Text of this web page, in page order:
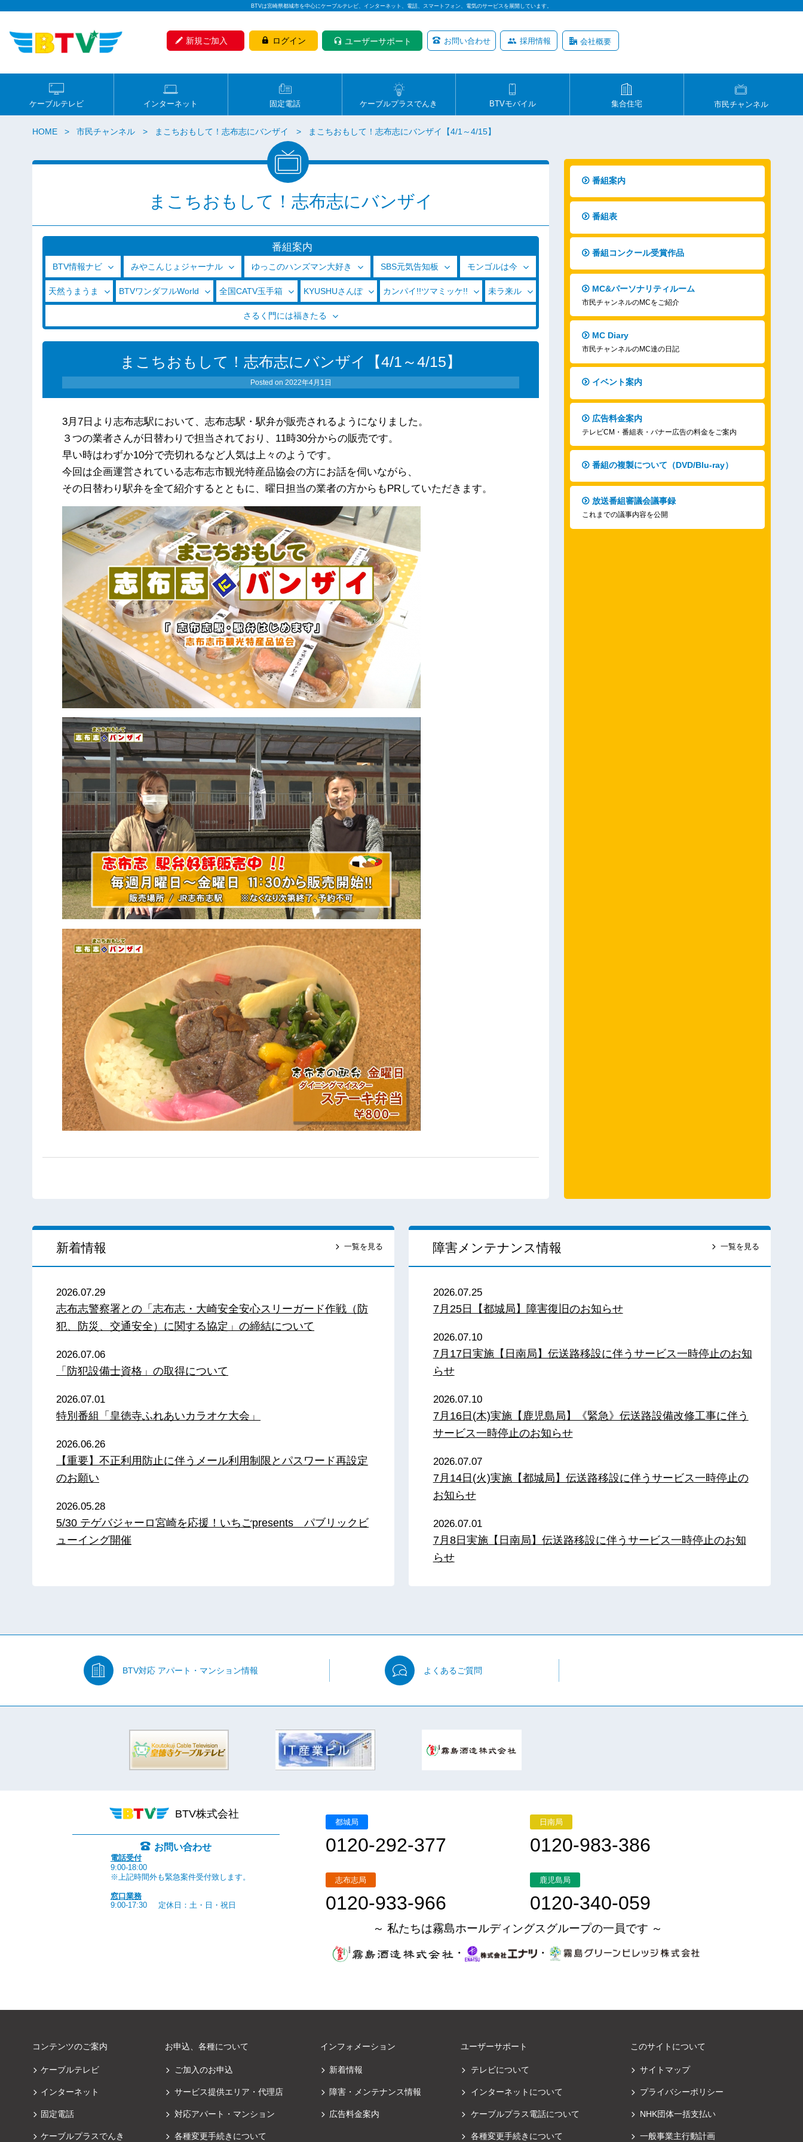
BTVは宮崎県都城市を中心にケーブルテレビ、インターネット、電話、スマートフォン、電気のサービスを展開しています。
新規ご加入 ログイン ユーザーサポート お問い合わせ 採用情報 会社概要
ケーブルテレビ インターネット 固定電話 ケーブルプラスでんき BTVモバイル 集合住宅 市民チャンネル
HOME 市民チャンネル まこちおもして！志布志にバンザイ まこちおもして！志布志にバンザイ【4/1～4/15】
まこちおもして！志布志にバンザイ
番組案内
BTV情報ナビ みやこんじょジャーナル ゆっこのハンズマン大好き SBS元気告知板 モンゴルは今
天然うまうま BTVワンダフルWorld 全国CATV玉手箱 KYUSHUさんぽ カンパイ!!ツマミッケ!! 未ラ来ル
さるく門には福きたる
まこちおもして！志布志にバンザイ【4/1～4/15】
Posted on 2022年4月1日
3月7日より志布志駅において、志布志駅・駅弁が販売されるようになりました。
３つの業者さんが日替わりで担当されており、11時30分からの販売です。
早い時はわずか10分で売切れるなど人気は上々のようです。
今回は企画運営されている志布志市観光特産品協会の方にお話を伺いながら、
その日替わり駅弁を全て紹介するとともに、曜日担当の業者の方からもPRしていただきます。
番組案内
番組表
番組コンクール受賞作品
MC&パーソナリティルーム
市民チャンネルのMCをご紹介
MC Diary
市民チャンネルのMC達の日記
イベント案内
広告料金案内
テレビCM・番組表・バナー広告の料金をご案内
番組の複製について（DVD/Blu-ray）
放送番組審議会議事録
これまでの議事内容を公開
新着情報 一覧を見る
2026.07.29
志布志警察署との「志布志・大崎安全安心スリーガード作戦（防
犯、防災、交通安全）に関する協定」の締結について
2026.07.06
「防犯設備士資格」の取得について
2026.07.01
特別番組「皇徳寺ふれあいカラオケ大会」
2026.06.26
【重要】不正利用防止に伴うメール利用制限とパスワード再設定
のお願い
2026.05.28
5/30 テゲバジャーロ宮崎を応援！いちごpresents パブリックビ
ューイング開催
障害メンテナンス情報 一覧を見る
2026.07.25
7月25日【都城局】障害復旧のお知らせ
2026.07.10
7月17日実施【日南局】伝送路移設に伴うサービス一時停止のお知
らせ
2026.07.10
7月16日(木)実施【鹿児島局】《緊急》伝送路設備改修工事に伴う
サービス一時停止のお知らせ
2026.07.07
7月14日(火)実施【都城局】伝送路移設に伴うサービス一時停止の
お知らせ
2026.07.01
7月8日実施【日南局】伝送路移設に伴うサービス一時停止のお知
らせ
BTV対応 アパート・マンション情報 よくあるご質問
BTV株式会社
お問い合わせ
電話受付
9:00-18:00
※上記時間外も緊急案件受付致します。
窓口業務
9:00-17:30
定休日：土・日・祝日
都城局
0120-292-377
日南局
0120-983-386
志布志局
0120-933-966
鹿児島局
0120-340-059
～ 私たちは霧島ホールディングスグループの一員です ～
・
・
コンテンツのご案内
ケーブルテレビ
インターネット
固定電話
ケーブルプラスでんき
お申込、各種について
ご加入のお申込
サービス提供エリア・代理店
対応アパート・マンション
各種変更手続きについて
インフォメーション
新着情報
障害・メンテナンス情報
広告料金案内
ユーザーサポート
テレビについて
インターネットについて
ケーブルプラス電話について
各種変更手続きについて
このサイトについて
サイトマップ
プライバシーポリシー
NHK団体一括支払い
一般事業主行動計画